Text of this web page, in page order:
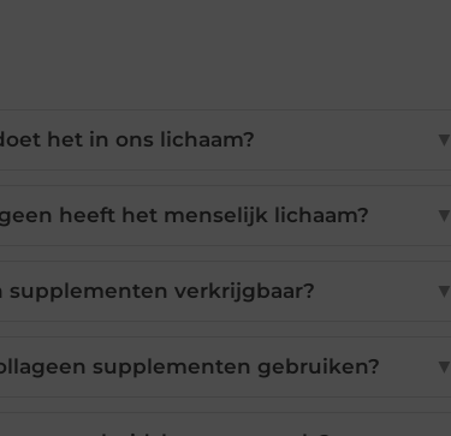
het in ons lichaam? ▼
heeft het menselijk lichaam? ▼
supplementen verkrijgbaar? ▼
supplementen gebruiken? ▼